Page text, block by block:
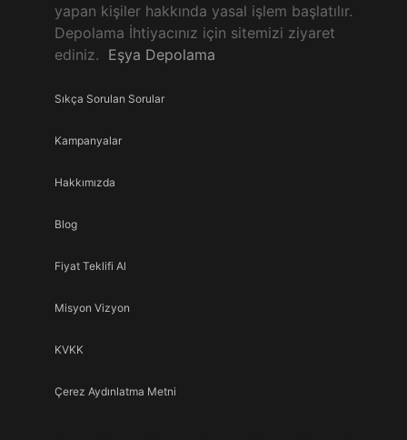
yapan kişiler hakkında yasal işlem başlatılır.
Depolama İhtiyacınız için sitemizi ziyaret
ediniz. Eşya Depolama
Sıkça Sorulan Sorular
Kampanyalar
Hakkımızda
Blog
Fiyat Teklifi Al
Misyon Vizyon
KVKK
Çerez Aydınlatma Metni